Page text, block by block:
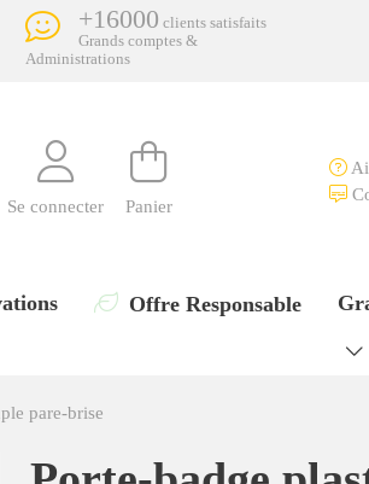
+16000 clients satisfaits
Grands comptes &
Administrations
Se connecter Panier
Offre Responsable
pare-brise